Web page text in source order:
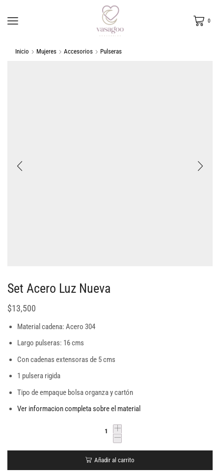
0
Inicio Mujeres Accesorios Pulseras
Set Acero Luz Nueva
$13,500
Material cadena: Acero 304
Largo pulseras: 16 cms
Con cadenas extensoras de 5 cms
1 pulsera rigida
Tipo de empaque bolsa organza y cartón
Ver informacion completa sobre el material
Añadir al carrito